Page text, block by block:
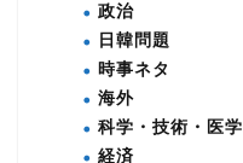
政治
日韓問題
時事ネタ
海外
科学・技術・医学
経済